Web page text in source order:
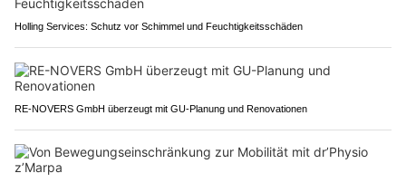
Holling Services: Schutz vor Schimmel und Feuchtigkeitsschäden
RE-NOVERS GmbH überzeugt mit GU-Planung und Renovationen